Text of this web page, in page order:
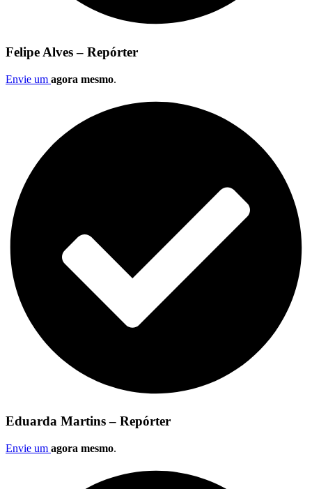
Felipe Alves – Repórter
Envie um agora mesmo.
Eduarda Martins – Repórter
Envie um agora mesmo.